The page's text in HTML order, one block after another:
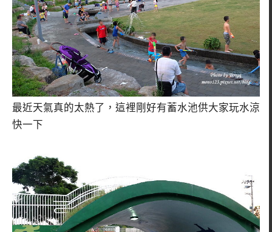
最近天氣真的太熱了，這裡剛好有蓄水池供大家玩水涼
快一下